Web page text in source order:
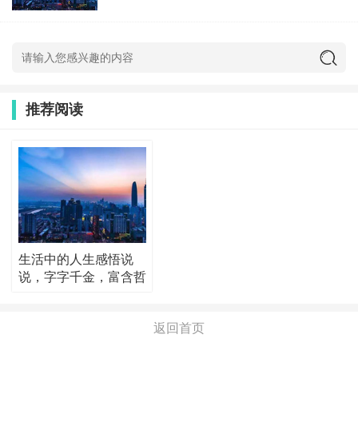
推荐阅读
生活中的人生感悟说
说，字字千金，富含哲
返回首页